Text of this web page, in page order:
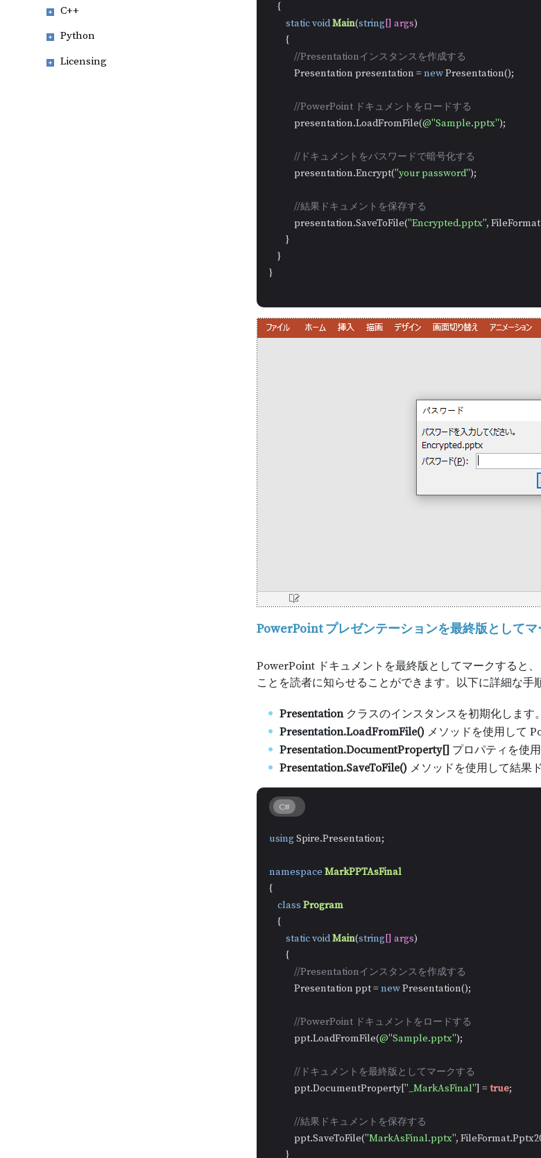
    {
staticvoidMain(string[] args)
        {
//Presentationインスタンスを作成する
            Presentation presentation =
new Presentation();
//PowerPoint ドキュメントをロードする
            presentation.LoadFromFile(
@"Sample.pptx");
//ドキュメントをパスワードで暗号化する
            presentation.Encrypt(
"your password");
//結果ドキュメントを保存する
            presentation.SaveToFile(
"Encrypted.pptx",
        }
    }
}
PowerPoint プレゼンテーションを最終版としてマ
PowerPoint ドキュメントを最終版としてマークすると
ことを読者に知らせることができます。以下に詳細な手
Presentationクラスのインスタンスを初期化します。
Presentation.LoadFromFile()メソッドを使用して
Presentation.DocumentProperty[] プロパティを使
Presentation.SaveToFile()メソッドを使用して結果
C#
using Spire.Presentation;
namespace MarkPPTAsFinal
{
class Program
    {
staticvoidMain(string[] args)
        {
//Presentationインスタンスを作成する
            Presentation ppt =
new Presentation();
//PowerPoint ドキュメントをロードする
            ppt.LoadFromFile(
@"Sample.pptx");
//ドキュメントを最終版としてマークする
            ppt.DocumentProperty[
"_MarkAsFinal"] = true;
//結果ドキュメントを保存する
            ppt.SaveToFile(
"MarkAsFinal.pptx",
        }
C++
Python
Licensing